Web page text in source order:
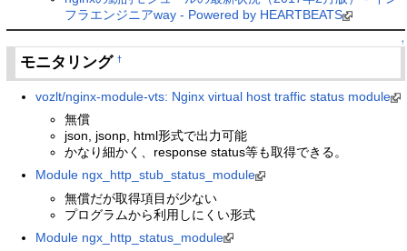
フラエンジニアway - Powered by HEARTBEATS
↑
モニタリング†
vozlt/nginx-module-vts: Nginx virtual host traffic status module
無償
json, jsonp, html形式で出力可能
かなり細かく、response status等も取得できる。
Module ngx_http_stub_status_module
無償だが取得項目が少ない
プログラムから利用しにくい形式
Module ngx_http_status_module